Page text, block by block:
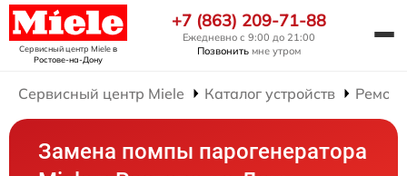
Сервисный центр Mieleв
Ростове-на-Дону
+7 (863) 209-71-88
Ежедневно с 9:00 до 21:00
Позвонить мне утром
Сервисный центр Miele Каталог устройств
Замена помпы парогенератора